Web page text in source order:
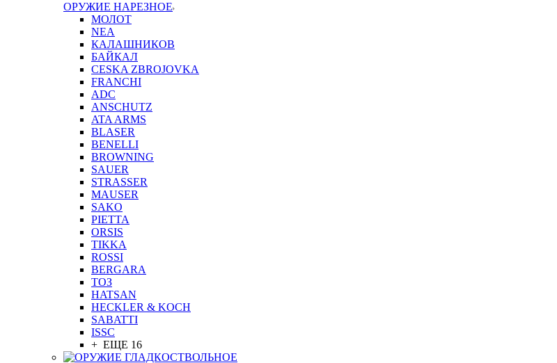
ОРУЖИЕ НАРЕЗНОЕ
МОЛОТ
NEA
КАЛАШНИКОВ
БАЙКАЛ
CESKA ZBROJOVKA
FRANCHI
ADC
ANSCHUTZ
ATA ARMS
BLASER
BENELLI
BROWNING
SAUER
STRASSER
MAUSER
SAKO
PIETTA
ORSIS
TIKKA
ROSSI
BERGARA
ТОЗ
HATSAN
HECKLER & KOCH
SABATTI
ISSC
+ ЕЩЕ 16